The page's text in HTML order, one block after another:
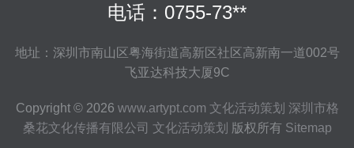
电话：0755-73**
地址：深圳市南山区粤海街道高新区社区高新南一道002号
飞亚达科技大厦9C
Copyright © 2026 www.artypt.com 文化活动策划 深圳市格
桑花文化传播有限公司 文化活动策划 版权所有 Sitemap